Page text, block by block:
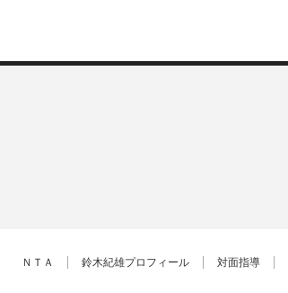
ＮＴＡ 鈴木紀雄プロフィール 対面指導